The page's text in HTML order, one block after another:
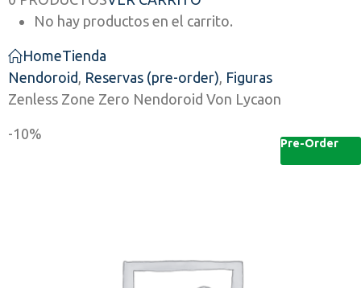
No hay productos en el carrito.
HomeTienda
Nendoroid, Reservas (pre-order), Figuras
Zenless Zone Zero Nendoroid Von Lycaon
-10%
Pre-Order